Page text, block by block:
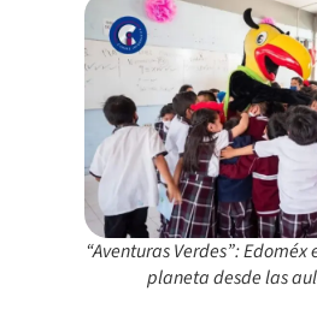
“Aventuras Verdes”:
planeta desde las